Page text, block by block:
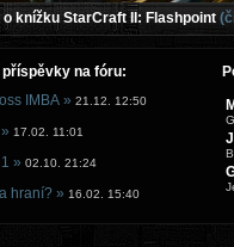
o knížku StarCraft II: Flashpoint
příspěvky na fóru:
IMBA » 21.12. 12:50
17.02. 11:01
» 02.10. 21:24
hraní? » 16.02. 15:40